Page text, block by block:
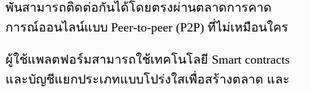
พันสามารถติดต่อกันได้โดยตรงผ่านตลาดการคาด
การณ์ออนไลน์แบบ Peer-to-peer (P2P) ที่ไม่เหมือนใคร
ผู้ใช้แพลตฟอร์มสามารถใช้เทคโนโลยี Smart contracts
และบัญชีแยกประเภทแบบโปร่งใสเพื่อสร้างตลาด และ